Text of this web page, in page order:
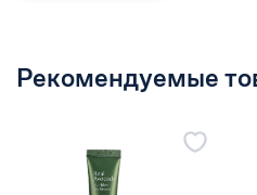
Рекомендуемые